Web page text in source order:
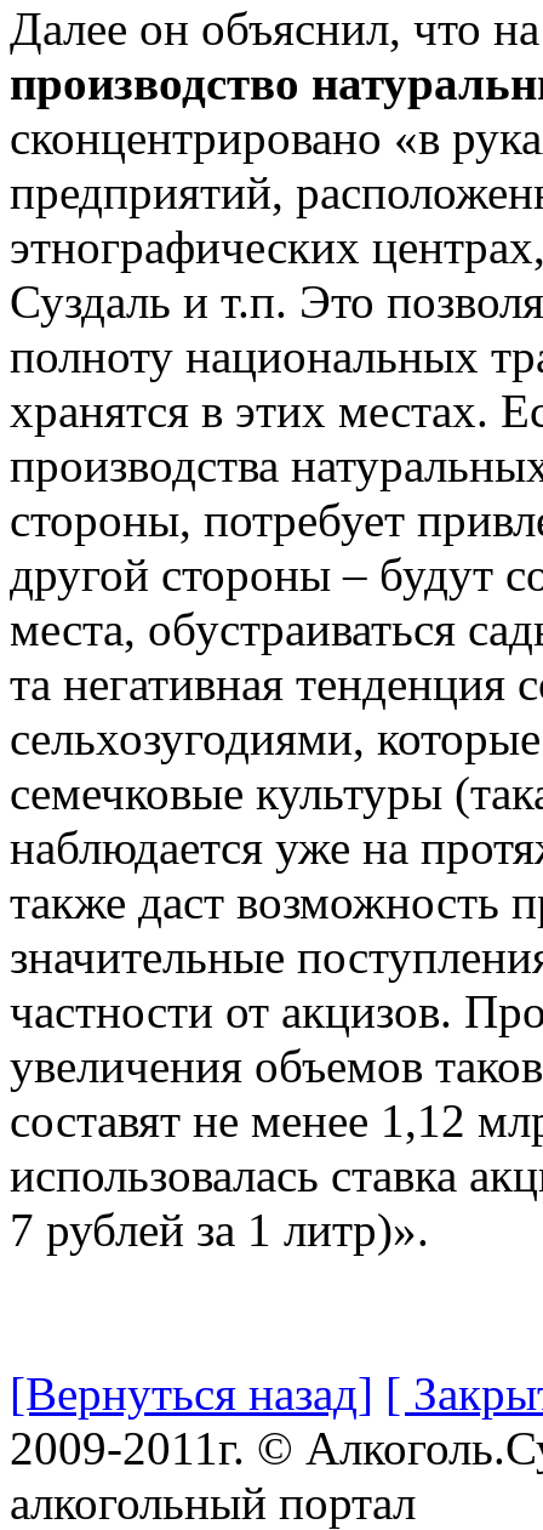
Далее он объяснил, что
производство
сконцентрировано «в
предприятий,
этнографических
Суздаль и т.п. Это
полноту национальных
хранятся в этих местах.
производства
стороны, потребует
другой стороны – будут
места, обустраиваться
та негативная тенденция
сельхозугодиями,
семечковые культуры
наблюдается уже на
также даст возможность
значительные
частности от акцизов.
увеличения объемов
составят не менее 1,12
использовалась ставка
7 рублей за 1 литр)».
[Вернуться назад] [
2009-2011г. ©
алкогольный портал